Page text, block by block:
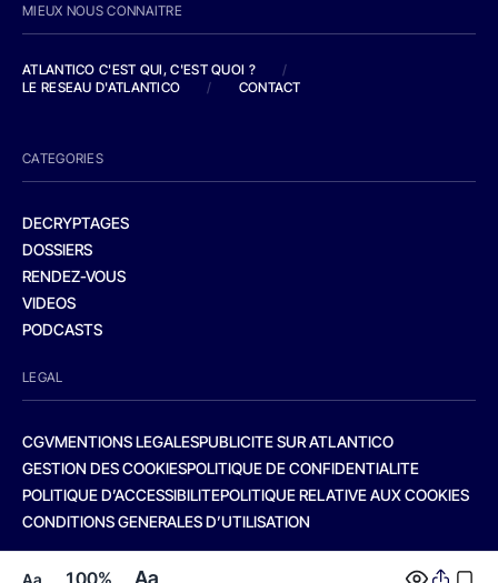
Aa 100% Aa
MIEUX NOUS CONNAITRE
ATLANTICO C'EST QUI, C'EST QUOI ?
/
LE RESEAU D'ATLANTICO
/ CONTACT
CATEGORIES
DECRYPTAGES
DOSSIERS
RENDEZ-VOUS
VIDEOS
PODCASTS
LEGAL
CGVMENTIONS LEGALESPUBLICITE SUR ATLANTICO
GESTION DES COOKIESPOLITIQUE DE CONFIDENTIALITE
POLITIQUE D’ACCESSIBILITEPOLITIQUE RELATIVE AUX COOKIES
CONDITIONS GENERALES D’UTILISATION